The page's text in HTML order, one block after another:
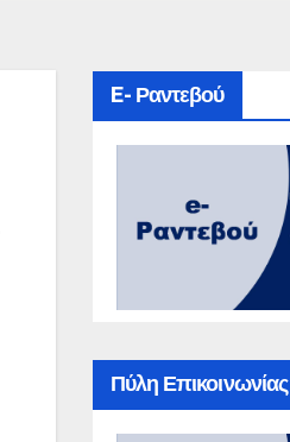
E- Ραντεβού
Πύλη Επικοινωνίας